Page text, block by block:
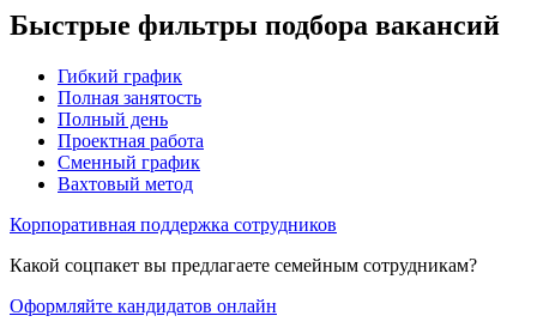
Быстрые фильтры подбора вакансий
Гибкий график
Полная занятость
Полный день
Проектная работа
Сменный график
Вахтовый метод
Корпоративная поддержка сотрудников
Какой соцпакет вы предлагаете семейным сотрудникам?
Оформляйте кандидатов онлайн